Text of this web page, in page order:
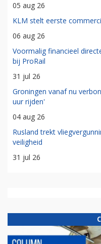
05 aug 26
KLM stelt eerste
06 aug 26
Voormalig financieel
bij ProRail
31 jul 26
Groningen vanaf nu
uur rijden'
04 aug 26
Rusland trekt
veiligheid
31 jul 26